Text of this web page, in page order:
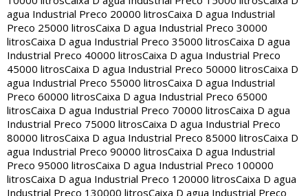
agua Industrial Preco 20000 litrosCaixa D agua Industrial
Preco 25000 litrosCaixa D agua Industrial Preco 30000
litrosCaixa D agua Industrial Preco 35000 litrosCaixa D agua
Industrial Preco 40000 litrosCaixa D agua Industrial Preco
45000 litrosCaixa D agua Industrial Preco 50000 litrosCaixa D
agua Industrial Preco 55000 litrosCaixa D agua Industrial
Preco 60000 litrosCaixa D agua Industrial Preco 65000
litrosCaixa D agua Industrial Preco 70000 litrosCaixa D agua
Industrial Preco 75000 litrosCaixa D agua Industrial Preco
80000 litrosCaixa D agua Industrial Preco 85000 litrosCaixa D
agua Industrial Preco 90000 litrosCaixa D agua Industrial
Preco 95000 litrosCaixa D agua Industrial Preco 100000
litrosCaixa D agua Industrial Preco 120000 litrosCaixa D agua
Industrial Preco 130000 litrosCaixa D agua Industrial Preco